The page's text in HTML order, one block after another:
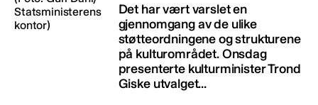
Det har vært varslet en
gjennomgang av de ulike
støtteordningene og strukturene
på kulturområdet. Onsdag
presenterte kulturminister Trond
Giske utvalget...